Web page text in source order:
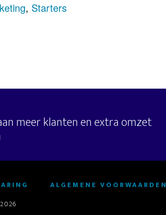
, Starters
meer klanten en extra omzet
ALGEMENE VOORWAARDEN